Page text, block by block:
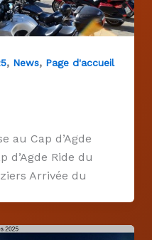
, News, Page d'accueil
au Cap d’Agde
d’Agde Ride du
Arrivée du